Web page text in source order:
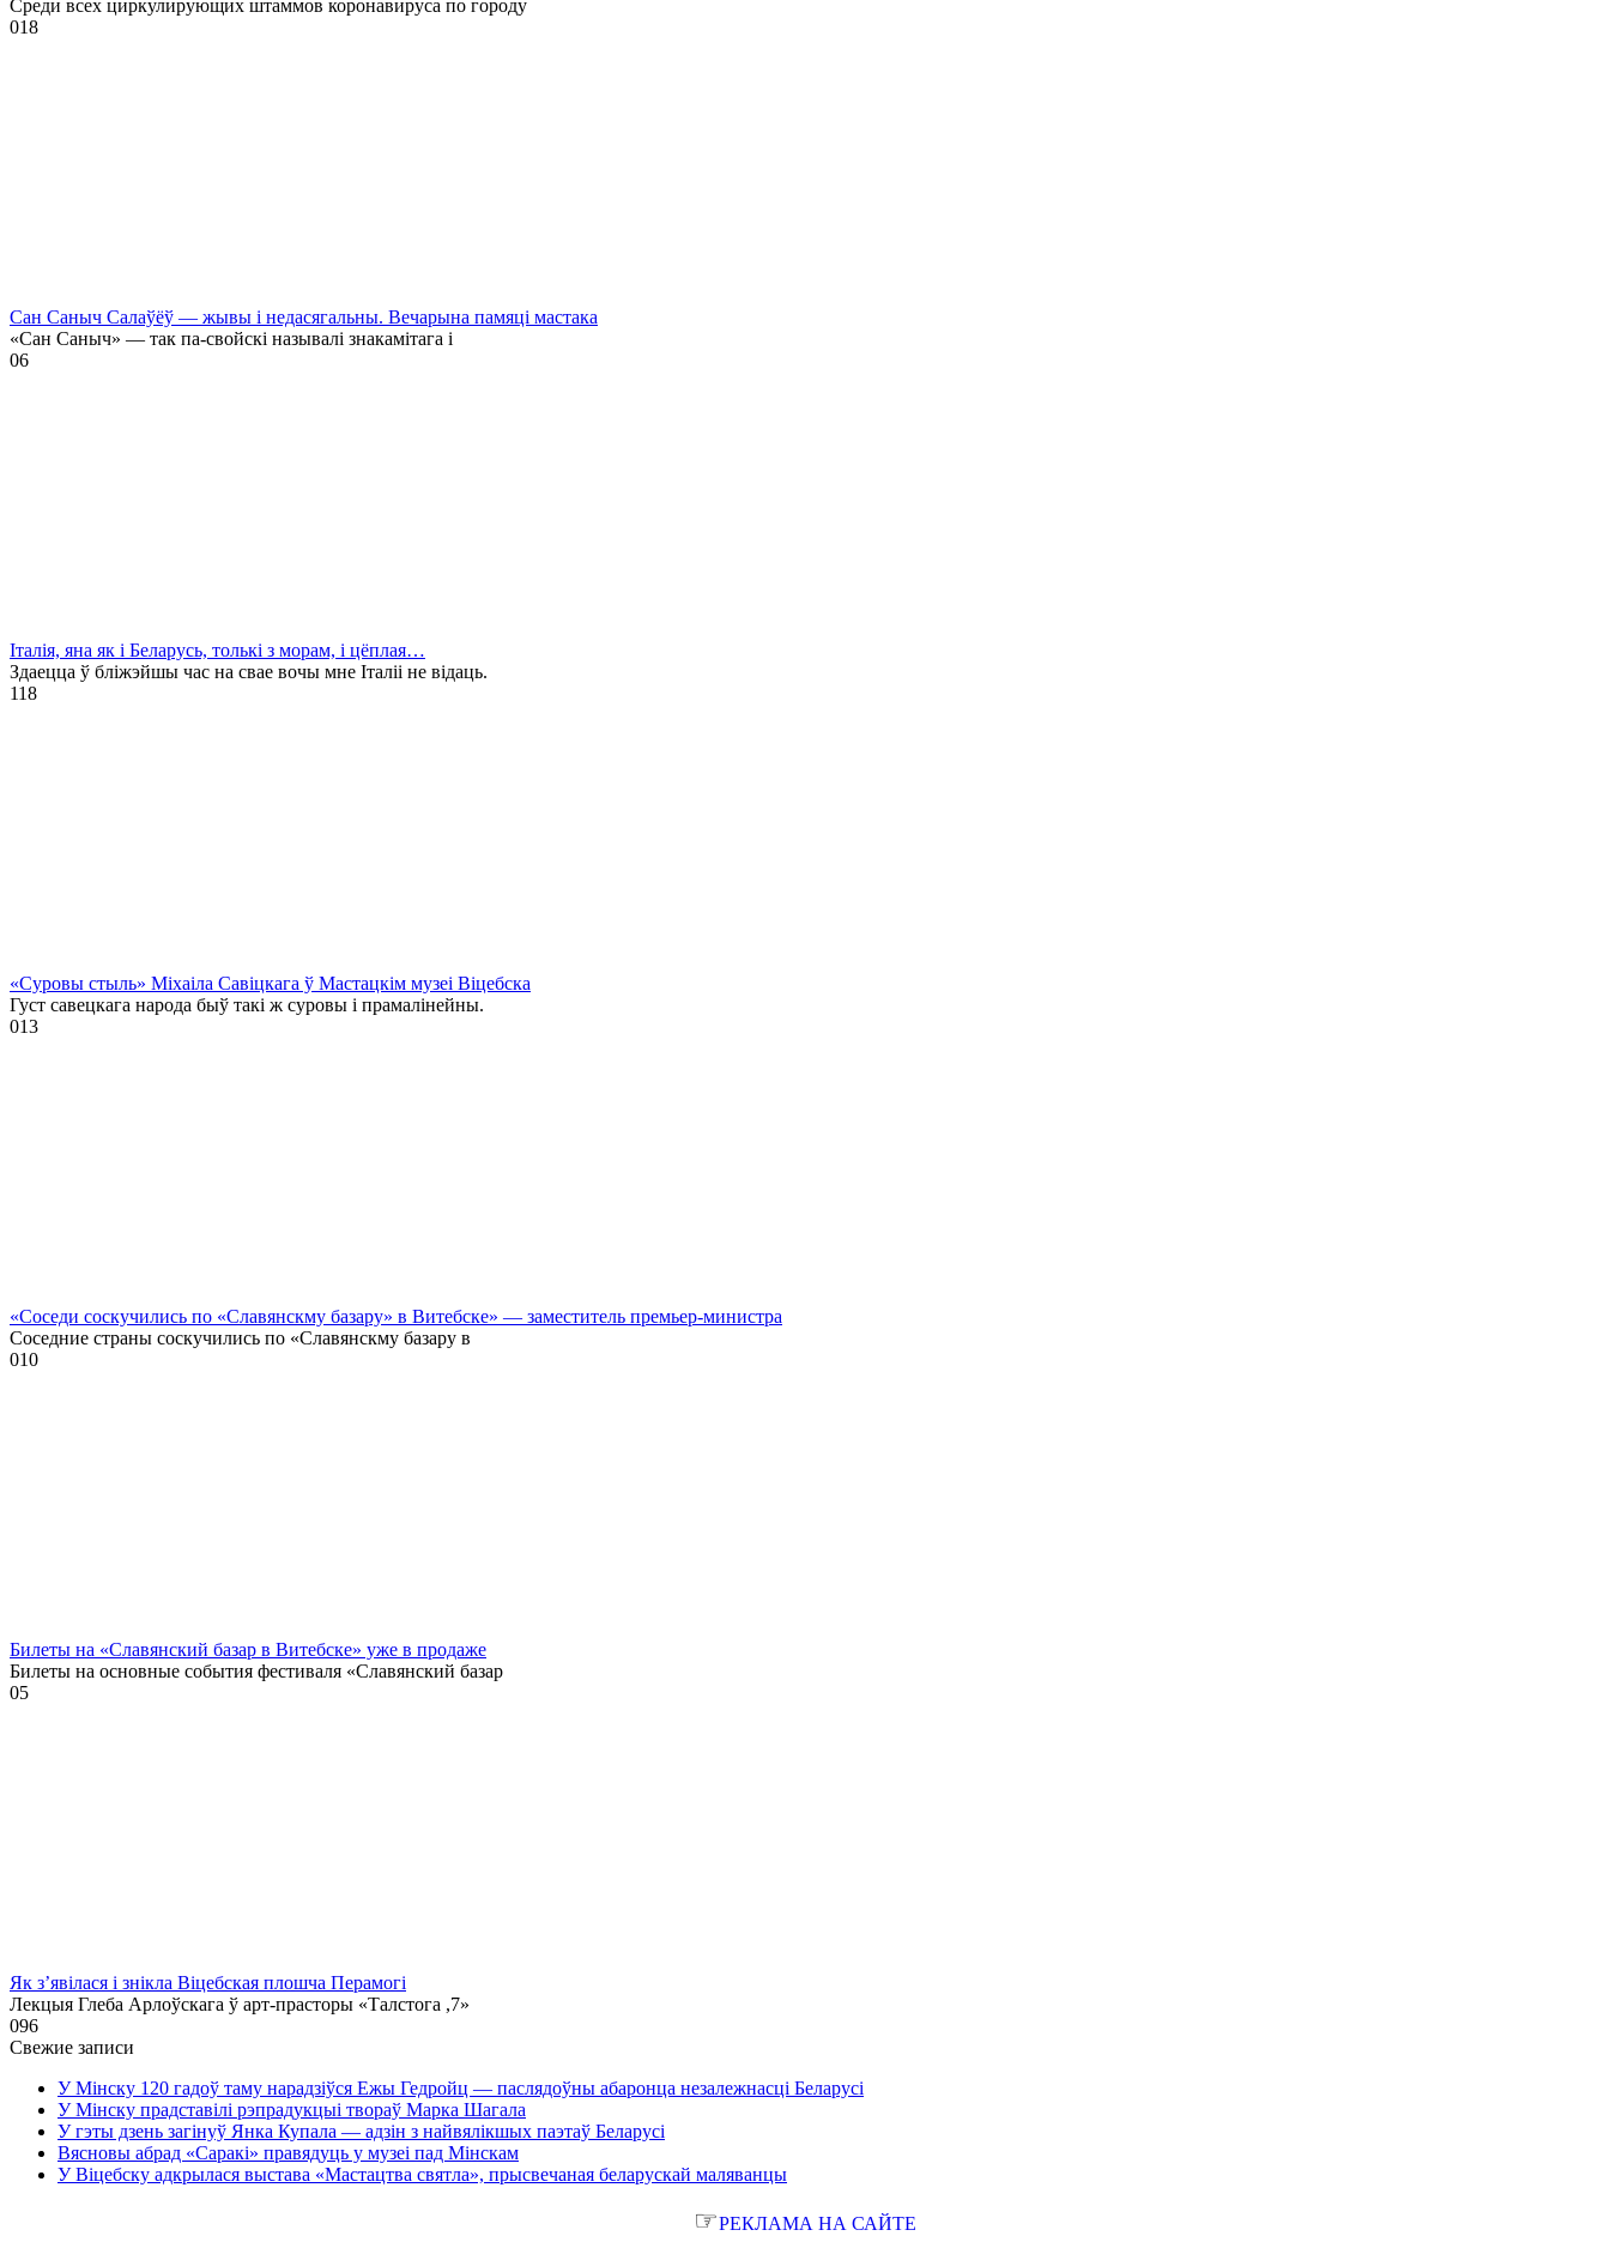
Среди всех циркулирующих штаммов коронавируса по городу
018
Сан Саныч Салаўёў — жывы і недасягальны. Вечарына памяці мастака
«Сан Саныч» — так па-свойскі называлі знакамітага і
06
Італія, яна як і Беларусь, толькі з морам, і цёплая…
Здаецца ў бліжэйшы час на свае вочы мне Італіі не відаць.
118
«Суровы стыль» Міхаіла Савіцкага ў Мастацкім музеі Віцебска
Густ савецкага народа быў такі ж суровы і прамалінейны.
013
«Соседи соскучились по «Славянскму базару» в Витебске» — заместитель премьер-министра
Соседние страны соскучились по «Славянскму базару в
010
Билеты на «Славянский базар в Витебске» уже в продаже
Билеты на основные события фестиваля «Славянский базар
05
Як з’явілася і знікла Віцебская плошча Перамогі
Лекцыя Глеба Арлоўскага ў арт-прасторы «Талстога ,7»
096
Свежие записи
У Мінску 120 гадоў таму нарадзіўся Ежы Гедройц — паслядоўны абаронца незалежнасці Беларусі
У Мінску прадставілі рэпрадукцыі твораў Марка Шагала
У гэты дзень загінуў Янка Купала — адзін з найвялікшых паэтаў Беларусі
Вясновы абрад «Саракі» правядуць у музеі пад Мінскам
У Віцебску адкрылася выстава «Мастацтва святла», прысвечаная беларускай маляванцы
☞РЕКЛАМА НА САЙТЕ